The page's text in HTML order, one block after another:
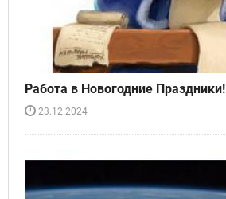
Работа в Новогодние Праздники!
23.12.2024